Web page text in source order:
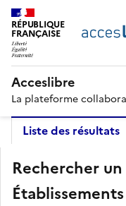
RÉPUBLIQUE
FRANÇAISE
Acceslibre
La plateforme
Liste des résultats
Rechercher